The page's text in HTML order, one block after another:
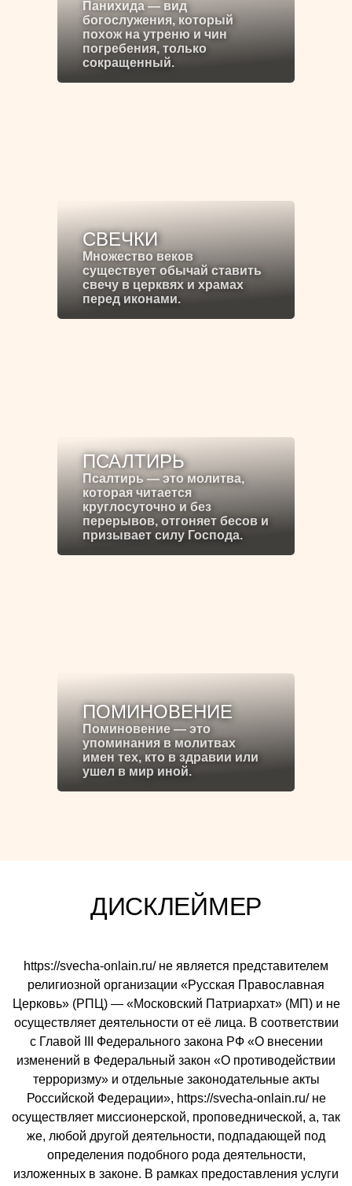
Панихида — вид
богослужения, который
похож на утреню и чин
погребения, только
сокращенный.
СВЕЧКИ
Множество веков
существует обычай ставить
свечу в церквях и храмах
перед иконами.
ПСАЛТИРЬ
Псалтирь — это молитва,
которая читается
круглосуточно и без
перерывов, отгоняет бесов и
призывает силу Господа.
ПОМИНОВЕНИЕ
Поминовение — это
упоминания в молитвах
имен тех, кто в здравии или
ушел в мир иной.
ДИСКЛЕЙМЕР
https://svecha-onlain.ru/ не является представителем
религиозной организации «Русская Православная
Церковь» (РПЦ) — «Московский Патриархат» (МП) и не
осуществляет деятельности от её лица. В соответствии
с Главой III Федерального закона РФ «О внесении
изменений в Федеральный закон «О противодействии
терроризму» и отдельные законодательные акты
Российской Федерации», https://svecha-onlain.ru/ не
осуществляет миссионерской, проповеднической, а, так
же, любой другой деятельности, подпадающей под
определения подобного рода деятельности,
изложенных в законе. В рамках предоставления услуги